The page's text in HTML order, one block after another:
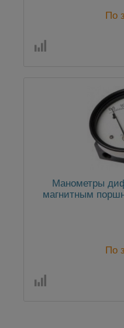
По
Манометры
магнитным
По